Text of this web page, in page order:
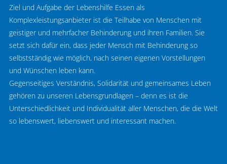
Ziel und Aufgabe der Lebenshilfe Essen als
Komplexleistungsanbieter ist die Teilhabe von Menschen mit
geistiger und mehrfacher Behinderung und ihren Familien. Sie
setzt sich dafür ein, dass jeder Mensch mit Behinderung so
selbstständig wie möglich, nach seinen eigenen Vorstellungen
und Wünschen leben kann.
Gegenseitiges Verständnis, Solidarität und gemeinsames Leben
gehören zu unseren Lebensgrundlagen – denn es ist die
Unterschiedlichkeit und Individualität aller Menschen, die die Welt
so lebenswert, liebenswert und interessant machen.